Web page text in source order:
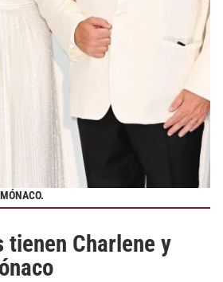
tienen Charlene y